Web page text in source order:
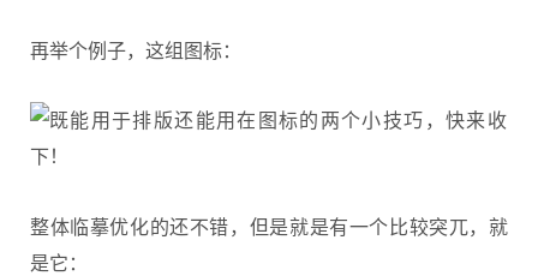
再举个例子，这组图标：
整体临摹优化的还不错，但是就是有一个比较突兀，就
是它：